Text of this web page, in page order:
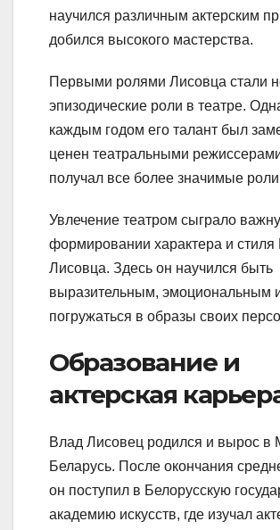
научился различным актерским
добился высокого мастерства.
Первыми ролями Лисовца стали
эпизодические роли в театре.
каждым годом его талант был
ценен театральными
получал все более значимые
Увлечение театром сыграло
формировании характера и стиля
Лисовца. Здесь он научился быть
выразительным, эмоциональным
погружаться в образы своих
Образование и
актерская
Влад Лисовец родился и вырос в
Беларусь. После окончания
он поступил в Белорусскую
академию искусств, где изучал